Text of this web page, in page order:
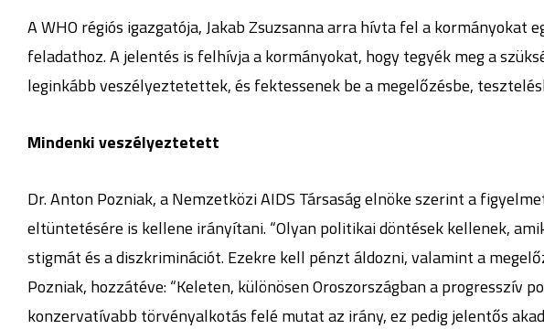
A WHO régiós igazgatója, Jakab Zsuzsanna arra hívta fel a kormányokat
feladathoz. A jelentés is felhívja a kormányokat, hogy tegyék meg a
leginkább veszélyeztetettek, és fektessenek be a megelőzésbe,
Mindenki veszélyeztetett
Dr. Anton Pozniak, a Nemzetközi AIDS Társaság elnöke szerint a
eltüntetésére is kellene irányítani. “Olyan politikai döntések kellenek,
stigmát és a diszkriminációt. Ezekre kell pénzt áldozni, valamint a
Pozniak, hozzátéve: “Keleten, különösen Oroszországban a progresszív
konzervatívabb törvényalkotás felé mutat az irány, ez pedig jelentős